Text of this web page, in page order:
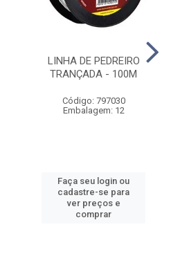
LINHA DE PEDREIRO
TRANÇADA - 100M
Código: 797030
Embalagem: 12
Faça seu login ou
cadastre-se para
ver preços e
comprar